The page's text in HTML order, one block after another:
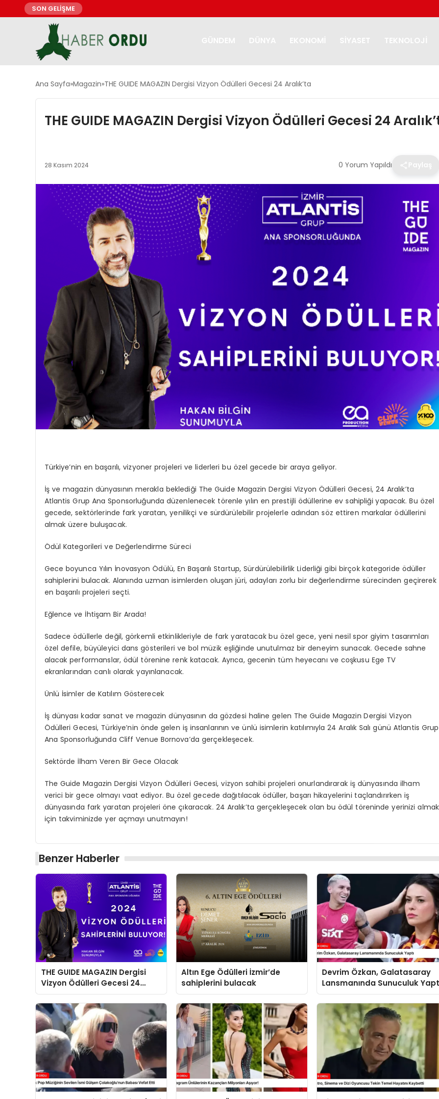
SON GELİŞME
Ana Sayfa Magazin THE GUIDE MAGAZIN Dergisi Vizyon Ödülleri Gecesi 24 Aralık’ta
THE GUIDE MAGAZIN Dergisi Vizyon Ödülleri Gecesi 24
28 Kasım 2024 0 Yorum Yapıldı
Türkiye’nin en başarılı, vizyoner projeleri ve liderleri bu özel gecede bir araya geliyor.
İş ve magazin dünyasının merakla beklediği The Guide Magazin Dergisi Vizyon Ödülleri Gecesi, 24 Aralık’ta
Atlantis Grup Ana Sponsorluğunda düzenlenecek törenle yılın en prestijli ödüllerine ev sahipliği yapacak. Bu özel
gecede, sektörlerinde fark yaratan, yenilikçi ve sürdürülebilir projelerle adından söz ettiren markalar ödüllerini
almak üzere buluşacak.
Ödül Kategorileri ve Değerlendirme Süreci
Gece boyunca Yılın İnovasyon Ödülü, En Başarılı Startup, Sürdürülebilirlik Liderliği gibi birçok kategoride ödüller
sahiplerini bulacak. Alanında uzman isimlerden oluşan jüri, adayları zorlu bir değerlendirme sürecinden geçirerek
en başarılı projeleri seçti.
Eğlence ve İhtişam Bir Arada!
Sadece ödüllerle değil, görkemli etkinlikleriyle de fark yaratacak bu özel gece, yeni nesil spor giyim tasarımları
özel defile, büyüleyici dans gösterileri ve bol müzik eşliğinde unutulmaz bir deneyim sunacak. Gecede sahne
alacak performanslar, ödül törenine renk katacak. Ayrıca, gecenin tüm heyecanı ve coşkusu Ege TV
ekranlarından canlı olarak yayınlanacak.
Ünlü İsimler de Katılım Gösterecek
İş dünyası kadar sanat ve magazin dünyasının da gözdesi haline gelen The Guide Magazin Dergisi Vizyon
Ödülleri Gecesi, Türkiye’nin önde gelen iş insanlarının ve ünlü isimlerin katılımıyla 24 Aralık Salı günü Atlantis Grup
Ana Sponsorluğunda Cliff Venue Bornova’da gerçekleşecek.
Sektörde İlham Veren Bir Gece Olacak
The Guide Magazin Dergisi Vizyon Ödülleri Gecesi, vizyon sahibi projeleri onurlandırarak iş dünyasında ilham
verici bir gece olmayı vaat ediyor. Bu özel gecede dağıtılacak ödüller, başarı hikayelerini taçlandırırken iş
dünyasında fark yaratan projeleri öne çıkaracak. 24 Aralık’ta gerçekleşecek olan bu ödül töreninde yerinizi almak
için takviminizde yer açmayı unutmayın!
Benzer Haberler
THE GUIDE MAGAZIN Dergisi
Vizyon Ödülleri Gecesi 24
Aralık’ta
Altın Ege Ödülleri İzmir’de
sahiplerini bulacak
Devrim Özkan, Galatasaray
Lansmanında Sunuculuk